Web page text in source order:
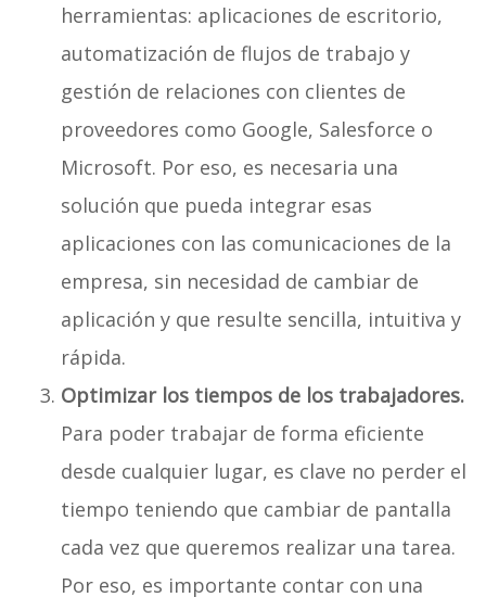
herramientas: aplicaciones de escritorio,
automatización de flujos de trabajo y
gestión de relaciones con clientes de
proveedores como Google, Salesforce o
Microsoft. Por eso, es necesaria una
solución que pueda integrar esas
aplicaciones con las comunicaciones de la
empresa, sin necesidad de cambiar de
aplicación y que resulte sencilla, intuitiva y
rápida.
Optimizar los tiempos de los trabajadores.
Para poder trabajar de forma eficiente
desde cualquier lugar, es clave no perder el
tiempo teniendo que cambiar de pantalla
cada vez que queremos realizar una tarea.
Por eso, es importante contar con una